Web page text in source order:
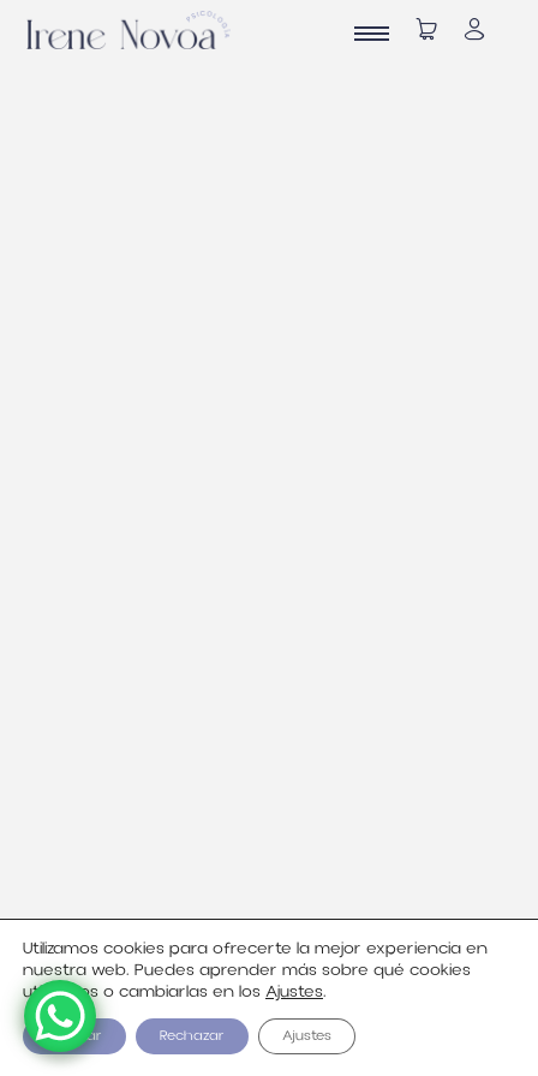
Utilizamos cookies para ofrecerte la mejor experiencia en
nuestra web. Puedes aprender más sobre qué cookies
utilizamos o cambiarlas en los Ajustes.
Aceptar Rechazar Ajustes